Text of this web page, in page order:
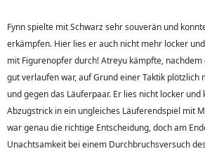
Fynn spielte mit Schwarz sehr souverän und
erkämpfen. Hier lies er auch nicht mehr locker
mit Figurenopfer durch! Atreyu kämpfte,
gut verlaufen war, auf Grund einer Taktik plötzlich
und gegen das Läuferpaar. Er lies nicht locker
Abzugstrick in ein ungleiches Läuferendspiel mit
war genau die richtige Entscheidung, doch am
Unachtsamkeit bei einem Durchbruchsversuch